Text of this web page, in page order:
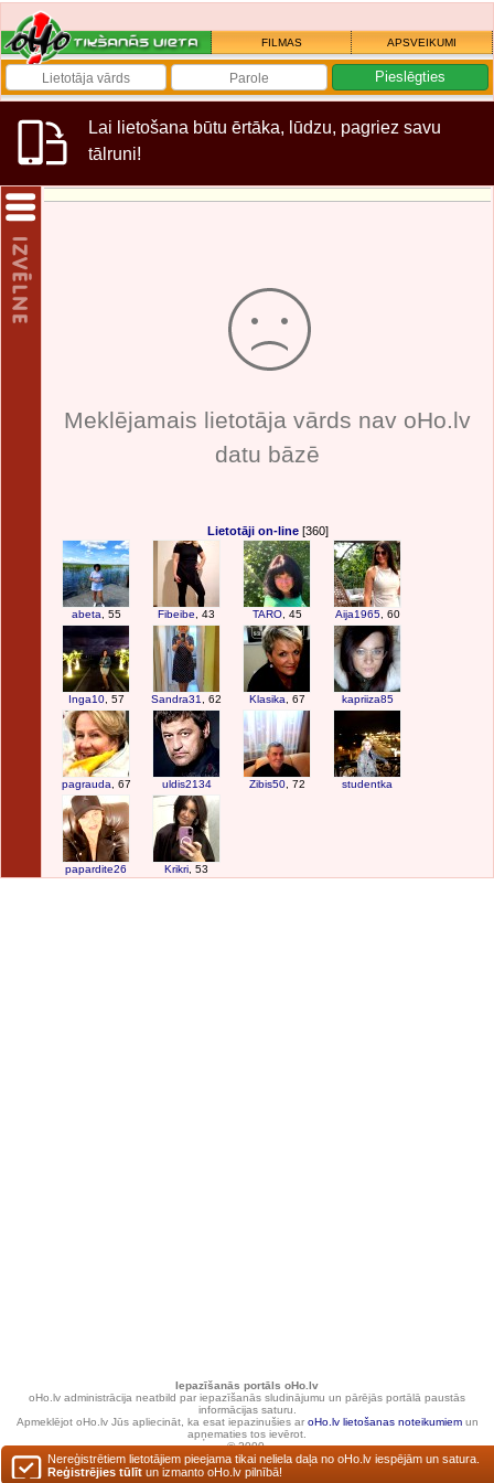
FILMAS APSVEIKUMI
Lai lietošana būtu ērtāka, lūdzu, pagriez savu
tālruni!
Meklējamais lietotāja vārds nav oHo.lv
datu bāzē
Lietotāji on-line[360]
abeta , 55 Fibeibe , 43 TARO, 45 Aija1965, 60
Inga10, 57 Sandra31 , 62 Klasika , 67 kapriiza85
pagrauda , 67 uldis2134 Zibis50, 72 studentka
papardite26 Krikri , 53
Iepazīšanās portāls oHo.lv
oHo.lv administrācija neatbild par iepazīšanās sludinājumu un pārējās portālā paustās
informācijas saturu.
Apmeklējot oHo.lv Jūs apliecināt, ka esat iepazinušies ar oHo.lv lietošanas noteikumiemun
apņematies tos ievērot.
© 2000.
Nereģistrētiem lietotājiem pieejama tikai neliela daļa no oHo.lv iespējām un satura.
Reģistrējies tūlīt un izmanto oHo.lv pilnībā!